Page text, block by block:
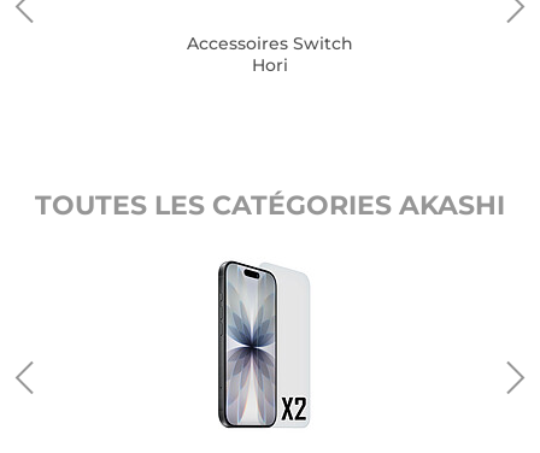
Accessoires Switch
Hori
TOUTES LES CATÉGORIES AKASHI